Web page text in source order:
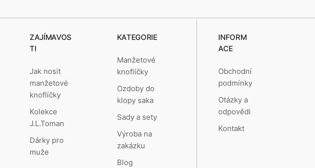
ZAJÍMAVOS
TI
Jak nosit
manžetové
knoflíčky
Kolekce
J.L.Toman
Dárky pro
muže
KATEGORIE
Manžetové
knoflíčky
Ozdoby do
klopy saka
Sady a sety
Výroba na
zakázku
Blog
INFORM
ACE
Obchodní
podmínky
Otázky a
odpovědi
Kontakt